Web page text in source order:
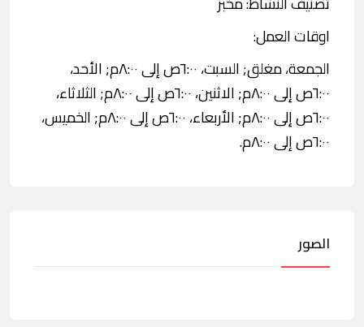
اوقات العمل:
الجمعة، مغلق; السبت، ٦:٠٠ص إلى ٨:٠٠م; الأحد،
٦:٠٠ص إلى ٨:٠٠م; الاثنين، ٦:٠٠ص إلى ٨:٠٠م; الثلاثاء،
٦:٠٠ص إلى ٨:٠٠م; الأربعاء، ٦:٠٠ص إلى ٨:٠٠م; الخميس،
٦:٠٠ص إلى ٨:٠٠م.
الصور